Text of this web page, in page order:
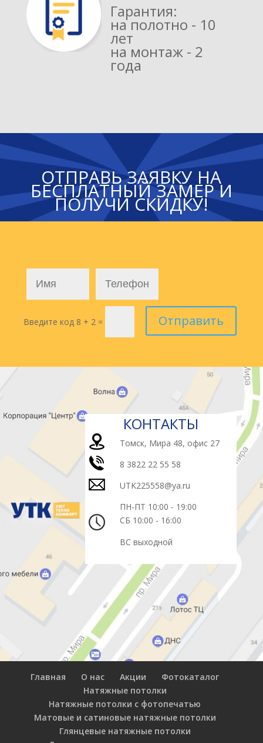
Гарантия:
на полотно - 10
лет
на монтаж - 2
года
ОТПРАВЬ ЗАЯВКУ НА
БЕСПЛАТНЫЙ ЗАМЕР И
ПОЛУЧИ СКИДКУ!
Введите код 8 + 2 = Отправить
КОНТАКТЫ
Томск, Мира 48, офис 27
8 3822 22 55 58
UTK225558@ya.ru
ПН-ПТ 10:00 - 19:00
СБ 10:00 - 16:00
ВС выходной
Главная О нас Акции
Фотокаталог
Натяжные потолки
Натяжные потолки с фотопечатью
Матовые и сатиновые натяжные потолки
Глянцевые натяжные потолки